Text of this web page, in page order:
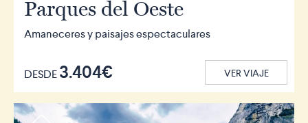
Parques del Oeste
Amaneceres y paisajes espectaculares
DESDE3.404€ VER VIAJE